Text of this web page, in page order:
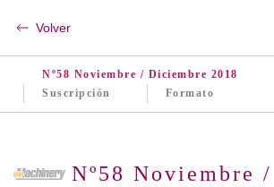
Volver
Nº58 Noviembre / Diciembre 2018
Suscripción
Formato
Nº58 Noviembre /